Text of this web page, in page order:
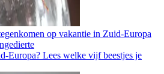
op vakantie in Zuid-Europa
Europa? Lees welke vijf beestjes je